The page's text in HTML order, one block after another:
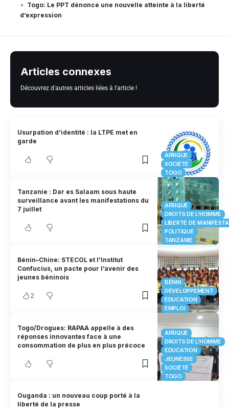
Togo: Le PPT dénonce une nouvelle atteinte à la liberté
d’expression
Articles connexes
Découvrez d'autres articles liées à l'article !
AFRIQUE
SOCIÉTÉ
TOGO
Usurpation d’identité : la LTPE met en
garde
AFRIQUE
DROITS DE L'HOMME
LIBERTÉ DE
POLITIQUE
TANZANIE
Tanzanie : Dar es Salaam sous haute
surveillance avant les manifestations du
7 juillet
BÉNIN
DÉVELOPPEMENT
EDUCATION
EMPLOI
Bénin–Chine: STECOL et l’Institut
Confucius, un pacte pour l’avenir des
jeunes béninois
2
AFRIQUE
DROITS DE L'HOMME
EDUCATION
JEUNESSE
SOCIÉTÉ
TOGO
Togo/Drogues: RAPAA appelle à des
réponses innovantes face à une
consommation de plus en plus précoce
Ouganda : un nouveau coup porté à la
liberté de la presse